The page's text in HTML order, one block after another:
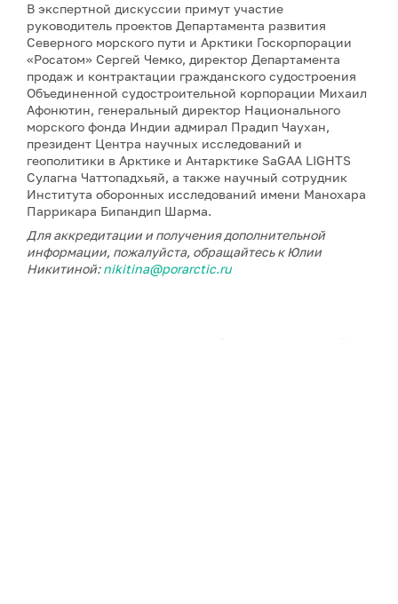
В экспертной дискуссии примут участие
руководитель проектов Департамента развития
Северного морского пути и Арктики Госкорпорации
«Росатом» Сергей Чемко, директор Департамента
продаж и контрактации гражданского судостроения
Объединенной судостроительной корпорации Михаил
Афонютин, генеральный директор Национального
морского фонда Индии адмирал Прадип Чаухан,
президент Центра научных исследований и
геополитики в Арктике и Антарктике SaGAA LIGHTS
Сулагна Чаттопадхьяй, а также научный сотрудник
Института оборонных исследований имени Манохара
Паррикара Бипандип Шарма.
Для аккредитации и получения дополнительной
информации, пожалуйста, обращайтесь к Юлии
Никитиной:nikitina@porarctic.ru
Примечание: АНО «Экспертный центр – Проектный